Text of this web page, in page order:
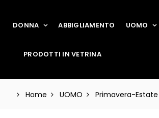
DONNA ABBIGLIAMENTO UOMO
PRODOTTI IN VETRINA
Home UOMO Primavera-Estate